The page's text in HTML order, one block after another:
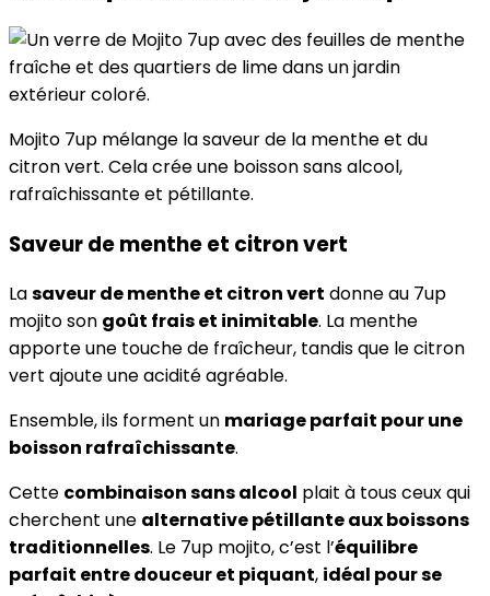
Mojito 7up mélange la saveur de la menthe et du
citron vert. Cela crée une boisson sans alcool,
rafraîchissante et pétillante.
Saveur de menthe et citron vert
Lasaveur de menthe et citron vert donne au 7up
mojito son goût frais et inimitable. La menthe
apporte une touche de fraîcheur, tandis que le citron
vert ajoute une acidité agréable.
Ensemble, ils forment un mariage parfait pour une
boisson rafraîchissante.
Cette combinaison sans alcool plait à tous ceux qui
cherchent une alternative pétillante aux boissons
traditionnelles. Le 7up mojito, c’est l’équilibre
parfait entre douceur et piquant, idéal pour se